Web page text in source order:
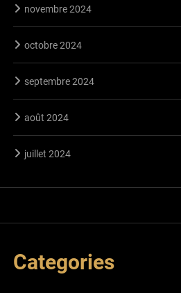
novembre 2024
octobre 2024
septembre 2024
août 2024
juillet 2024
Categories